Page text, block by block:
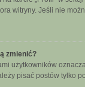
witryny. Jeśli nie
zmienić?
użytkowników
pisać postów tylko